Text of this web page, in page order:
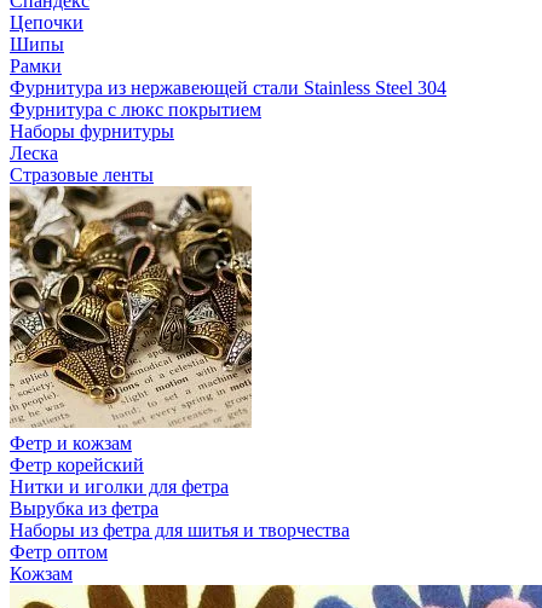
Цепочки
Шипы
Рамки
Фурнитура из нержавеющей стали Stainless Steel 304
Фурнитура с люкс покрытием
Наборы фурнитуры
Леска
Стразовые ленты
Фетр и кожзам
Фетр корейский
Нитки и иголки для фетра
Вырубка из фетра
Наборы из фетра для шитья и творчества
Фетр оптом
Кожзам